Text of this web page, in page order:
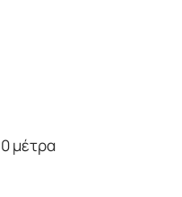
μέτρα